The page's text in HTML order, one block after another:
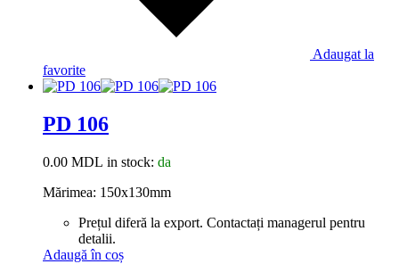
Adaugat la
favorite
PD 106
0.00 MDL in stock: da
Mărimea: 150x130mm
Prețul diferă la export. Contactați managerul pentru
detalii.
Adaugă în coș